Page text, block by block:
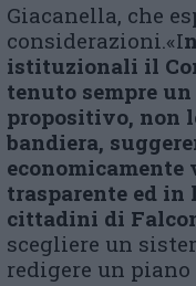
Giacanella, che
considerazioni.«I
istituzionali il
tenuto sempre
propositivo, non
bandiera,
economicamente
trasparente ed
cittadini di
scegliere un
redigere un